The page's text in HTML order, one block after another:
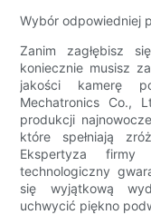
Wybór odpowiedniej
Zanim zagłębisz
koniecznie musisz
jakości kamerę
Mechatronics Co.,
produkcji
które spełniają
Ekspertyza
technologiczny
się wyjątkową
uchwycić piękno